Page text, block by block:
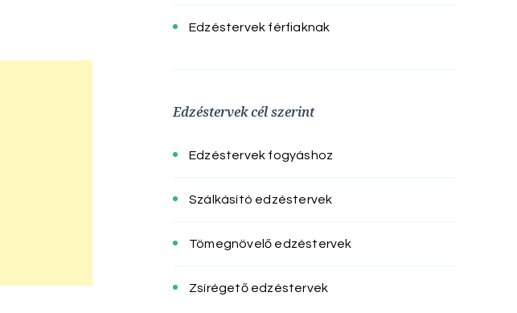
Edzéstervek férfiaknak
Edzéstervek cél szerint
Edzéstervek fogyáshoz
Szálkásító edzéstervek
Tömegnövelő edzéstervek
Zsírégető edzéstervek